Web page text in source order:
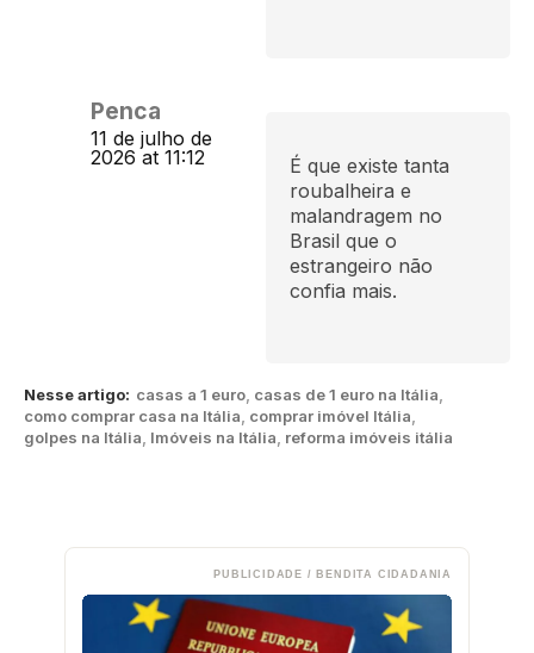
Nesse artigo: casas a 1 euro, casas de 1 euro na Itália,
como comprar casa na Itália, comprar imóvel Itália,
golpes na Itália, Imóveis na Itália, reforma imóveis itália
Penca
11 de julho de
2026 at 11:12
É que existe tanta
roubalheira e
malandragem no
Brasil que o
estrangeiro não
confia mais.
PUBLICIDADE / BENDITA CIDADANIA